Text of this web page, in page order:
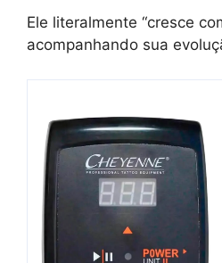
Ele literalmente “cresce
acompanhando sua